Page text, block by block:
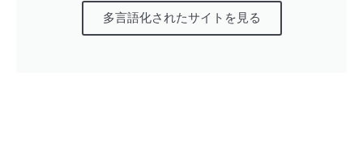
多言語化されたサイトを見る